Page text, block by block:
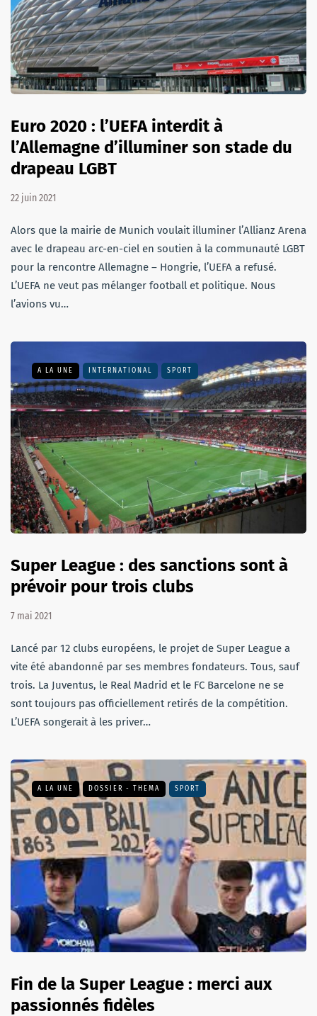
Euro 2020 : l’UEFA interdit à
l’Allemagne d’illuminer son stade du
drapeau LGBT
22 juin 2021
Alors que la mairie de Munich voulait illuminer l’Allianz Arena
avec le drapeau arc-en-ciel en soutien à la communauté LGBT
pour la rencontre Allemagne – Hongrie, l’UEFA a refusé.
L’UEFA ne veut pas mélanger football et politique. Nous
l’avions vu…
A LA UNE INTERNATIONAL SPORT
Super League : des sanctions sont à
prévoir pour trois clubs
7 mai 2021
Lancé par 12 clubs européens, le projet de Super League a
vite été abandonné par ses membres fondateurs. Tous, sauf
trois. La Juventus, le Real Madrid et le FC Barcelone ne se
sont toujours pas officiellement retirés de la compétition.
L’UEFA songerait à les priver…
A LA UNE DOSSIER - THEMA SPORT
Fin de la Super League : merci aux
passionnés fidèles